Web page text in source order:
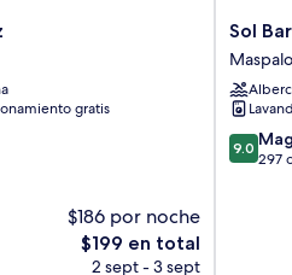
gratis
$186 por noche
El
precio
$199 en total
2 sept - 3 sept
Sol
Sol
9.0
de
9.0
297